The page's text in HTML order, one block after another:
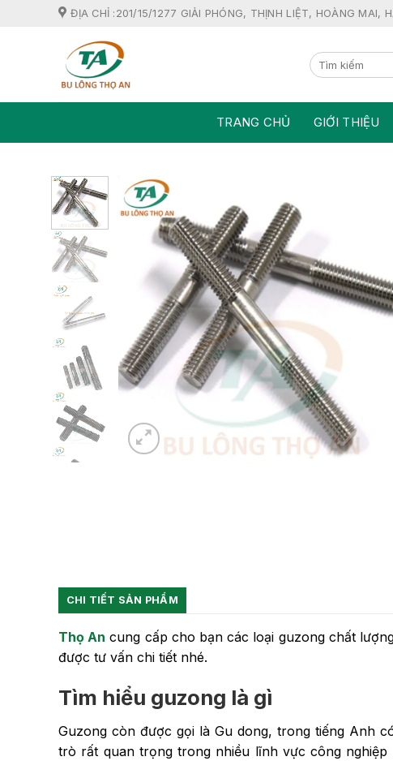
ĐỊA CHỈ :201/15/1277 GIẢI PHÓNG, THỊNH LIỆT, HOÀNG MAI,
TRANG CHỦ GIỚI THIỆU
CHI TIẾT SẢN PHẨM
Thọ An cung cấp cho bạn các loại guzong chất
được tư vấn chi tiết nhé.
Tìm hiểu guzong là gì
Guzong còn được gọi là Gu dong, trong tiếng Anh
trò rất quan trọng trong nhiều lĩnh vực công